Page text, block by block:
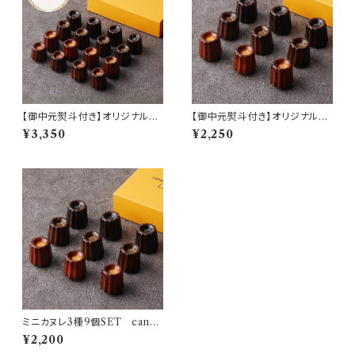
【御中元熨斗付き】オリジナルミ
ニカヌレ 4種16個SETcanelé
de CHIANTI mini
¥3,350
【御中元熨斗付き】オリジナルミ
ニカヌレ 3種9個SETcanelé
de CHIANTI mini
¥2,250
ミニカヌレ3種9個SET canel
é de CHIANTI mini
¥2,200